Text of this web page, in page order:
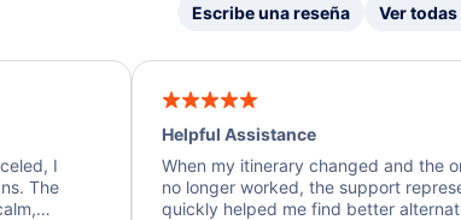
Escribe una reseña Ver
I
The
Helpful Assistance
When my itinerary changed and the
no longer worked, the support
quickly helped me find better